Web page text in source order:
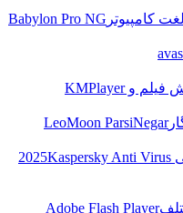
Babylon Pro NG
فیلم وKMPlayer
LeoMoon ParsiNegar
Kaspersky Anti Virus
Adobe Flash Player